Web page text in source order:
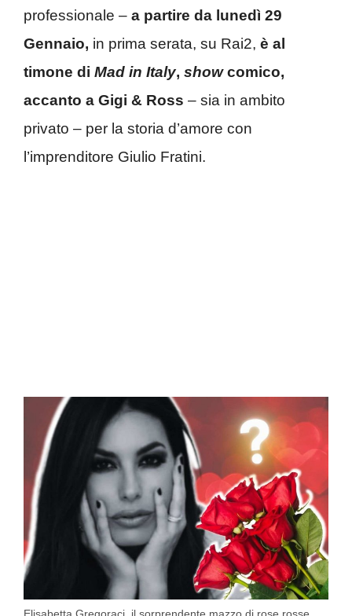
professionale – a partire da lunedì 29
Gennaio, in prima serata, su Rai2, è al
timone di Mad in Italy, showcomico,
accanto a Gigi & Ross – sia in ambito
privato – per la storia d’amore con
l’imprenditore Giulio Fratini.